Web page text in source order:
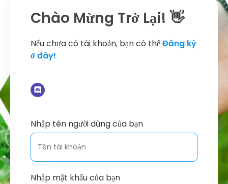
Chào Mừng Trở Lại! 👋
Nếu chưa có tài khoản, bạn có thểĐăng ký
ở đây!
Nhập tên người dùng của bạn
Nhập mật khẩu của bạn